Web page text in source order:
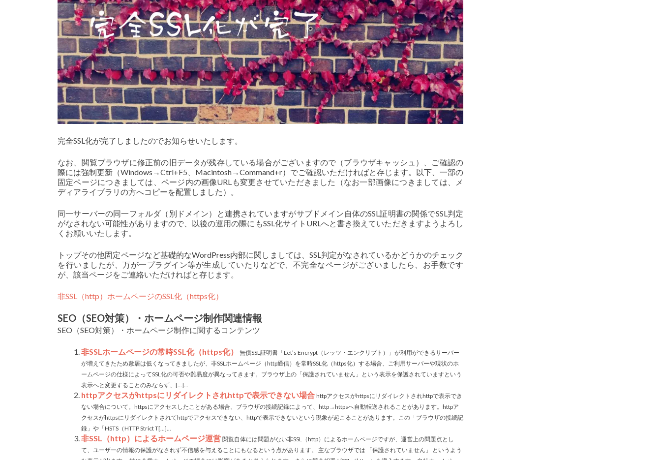
完全SSL化が完了しましたのでお知らせいたします。
なお、閲覧ブラウザに修正前の旧データが残存している場合がございますので（ブラウザキャッシュ）、ご確認の
際には強制更新（Windows→Ctrl+F5、Macintosh→Command+r）でご確認いただければと存じます。以下、一部の
固定ページにつきましては、ページ内の画像URLも変更させていただきました（なお一部画像につきましては、メ
ディアライブラリの方へコピーを配置しました）。
同一サーバーの同一フォルダ（別ドメイン）と連携されていますがサブドメイン自体のSSL証明書の関係でSSL判定
がなされない可能性がありますので、以後の運用の際にもSSL化サイトURLへと書き換えていただきますようよろし
くお願いいたします。
トップその他固定ページなど基礎的なWordPress内部に関しましては、SSL判定がなされているかどうかのチェック
を行いましたが、万が一プラグイン等が生成していたりなどで、不完全なページがございましたら、お手数です
が、該当ページをご連絡いただければと存じます。
非SSL（http）ホームページのSSL化（https化）
SEO（SEO対策）・ホームページ制作関連情報
SEO（SEO対策）・ホームページ制作に関するコンテンツ
非SSLホームページの常時SSL化（https化）
無償SSL証明書「Let’s Encrypt（レッツ・エンクリプト）」が利用ができるサーバー
が増えてきたため敷居は低くなってきましたが、非SSLホームページ（http通信）を常時SSL化（https化）する場合、ご利用サーバーや現状のホ
ームページの仕様によってSSL化の可否や難易度が異なってきます。ブラウザ上の「保護されていません」という表示を保護されていますという
表示へと変更することのみならず、[...]...
httpアクセスがhttpsにリダイレクトされhttpで表示できない場合 httpアクセスがhttpsにリダイレクトされhttpで表示でき
ない場合について。httpsにアクセスしたことがある場合、ブラウザの接続記録によって、http→httpsへ自動転送されることがあります。httpア
クセスがhttpsにリダイレクトされてhttpでアクセスできない、httpで表示できないという現象が起こることがあります。この「ブラウザの接続記
録」や「HSTS（HTTP Strict T[...]...
非SSL（http）によるホームページ運営 閲覧自体には問題がない非SSL（http）によるホームページですが、運営上の問題点とし
て、ユーザーの情報の保護がなされず不信感を与えることにもなるという点があります。 主なブラウザでは 「保護されていません」 というよう